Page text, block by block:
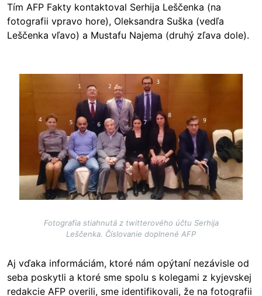
Tím AFP Fakty kontaktoval Serhija Leščenka (na
fotografii vpravo hore), Oleksandra Suška (vedľa
Leščenka vľavo) a Mustafu Najema (druhý zľava dole).
Fotografia stiahnutá z twitterového účtu Serhija
Leščenka. Číslovanie doplnené AFP
Aj vďaka informáciám, ktoré nám opýtaní nezávisle od
seba poskytli a ktoré sme spolu s kolegami z kyjevskej
redakcie AFP overili, sme identifikovali, že na fotografii